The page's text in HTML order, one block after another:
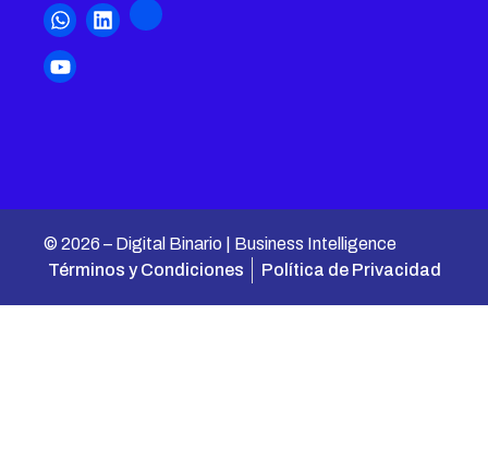
© 2026 – Digital Binario | Business Intelligence
Términos y Condiciones
Política de Privacidad